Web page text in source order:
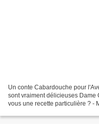
Un conte Cabardouche pour
sont vraiment délicieuses Dame
vous une recette particulière ? -